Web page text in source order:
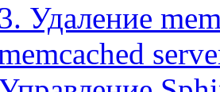
Удаление